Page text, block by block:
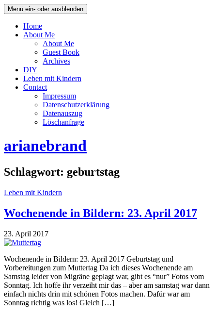
Menü ein- oder ausblenden
Home
About Me
About Me
Guest Book
Archives
DIY
Leben mit Kindern
Contact
Impressum
Datenschutzerklärung
Datenauszug
Löschanfrage
arianebrand
Schlagwort: geburtstag
Leben mit Kindern
Wochenende in Bildern: 23. April 2017
23. April 2017
Wochenende in Bildern: 23. April 2017 Geburtstag und
Vorbereitungen zum Muttertag Da ich dieses Wochenende am
Samstag leider von Migräne geplagt war, gibt es “nur” Fotos vom
Sonntag. Ich hoffe ihr verzeiht mir das – aber am samstag war dann
einfach nichts drin mit schönen Fotos machen. Dafür war am
Sonntag richtig was los! Gleich […]